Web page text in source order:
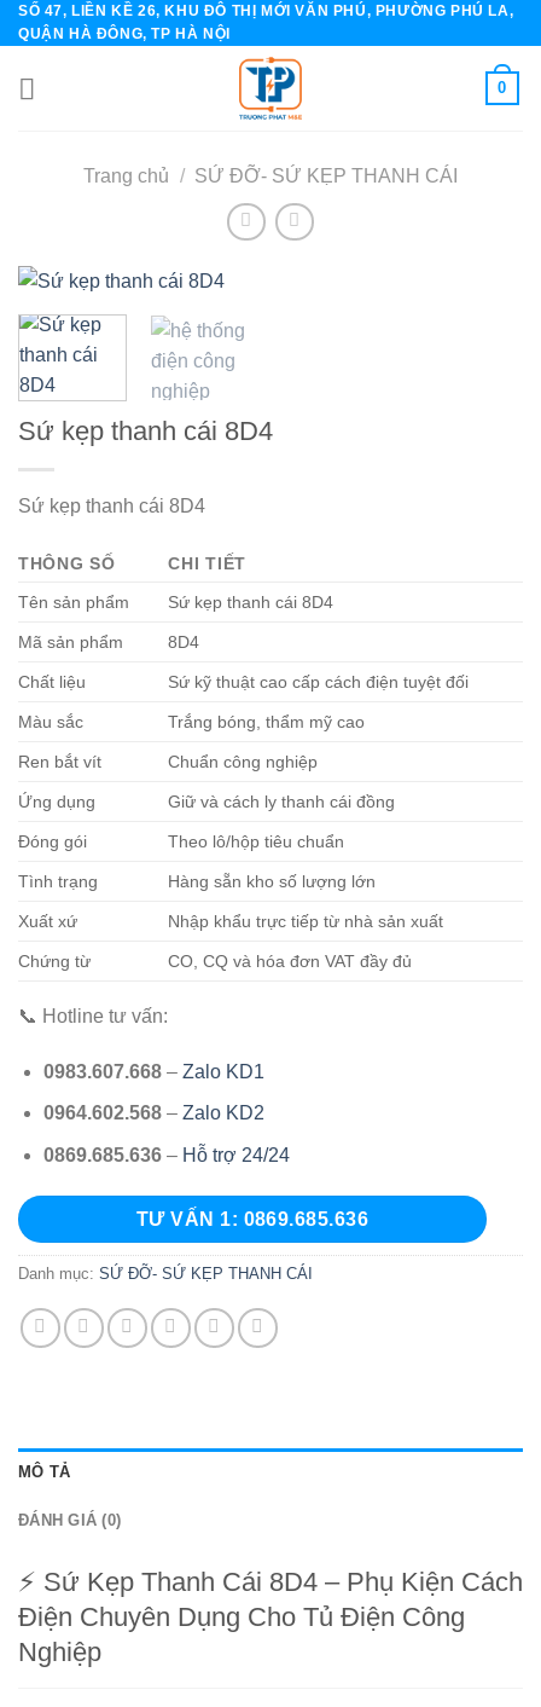
Skip
to
content
SỐ 47, LIỀN KỀ 26, KHU ĐÔ THỊ MỚI VĂN PHÚ, PHƯỜNG PHÚ LA,
QUẬN HÀ ĐÔNG, TP HÀ NỘI
0
Trang chủ / SỨ ĐỠ- SỨ KẸP THANH CÁI
Sứ kẹp thanh cái 8D4
Sứ kẹp thanh cái 8D4
THÔNG SỐ
CHI TIẾT
Tên sản phẩm
Sứ kẹp thanh cái 8D4
Mã sản phẩm 8D4
Chất liệu Sứ kỹ thuật cao cấp cách điện tuyệt đối
Màu sắc Trắng bóng, thẩm mỹ cao
Ren bắt vít Chuẩn công nghiệp
Ứng dụng Giữ và cách ly thanh cái đồng
Đóng gói Theo lô/hộp tiêu chuẩn
Tình trạng Hàng sẵn kho số lượng lớn
Xuất xứ Nhập khẩu trực tiếp từ nhà sản xuất
Chứng từ CO, CQ và hóa đơn VAT đầy đủ
📞 Hotline tư vấn:
0983.607.668– Zalo KD1
0964.602.568– Zalo KD2
0869.685.636– Hỗ trợ 24/24
TƯ VẤN 1: 0869.685.636
Danh mục: SỨ ĐỠ- SỨ KẸP THANH CÁI
MÔ TẢ
ĐÁNH GIÁ (0)
⚡ Sứ Kẹp Thanh Cái 8D4 – Phụ Kiện Cách
Điện Chuyên Dụng Cho Tủ Điện Công
Nghiệp